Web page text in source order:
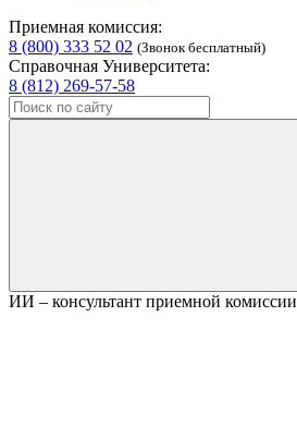
Приемная комиссия:
8 (800) 333 52 02 (Звонок бесплатный)
Справочная Университета:
8 (812) 269-57-58
ИИ – консультант приемной комиссии